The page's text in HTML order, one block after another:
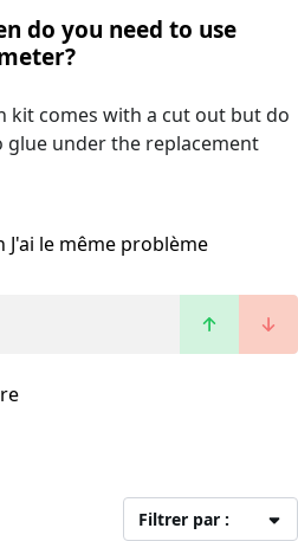
do you need to use
kit comes with a cut out but do
under the replacement
J'ai le même problème
Filtrer par :